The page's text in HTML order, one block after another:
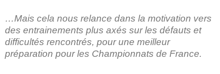
…Mais cela nous relance dans la motivation vers
des entrainements plus axés sur les défauts et
difficultés rencontrés, pour une meilleur
préparation pour les Championnats de France.